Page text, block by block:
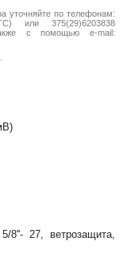
уточняйте по телефонам:
или 375(29)6203838
с помощью e-mail:
8''- 27, ветрозащита,